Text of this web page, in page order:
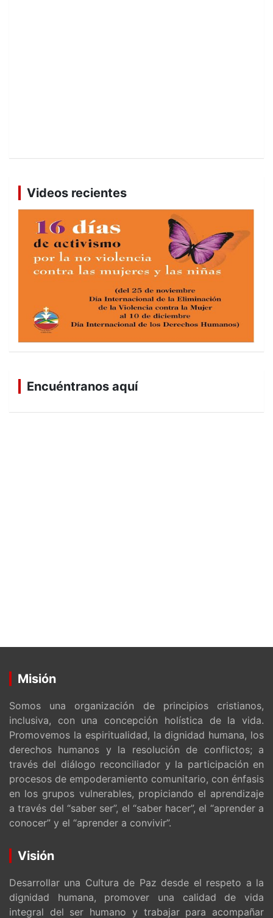
Videos recientes
Encuéntranos aquí
Misión
Somos una organización de principios cristianos,
inclusiva, con una concepción holística de la vida.
Promovemos la espiritualidad, la dignidad humana, los
derechos humanos y la resolución de conflictos; a
través del diálogo reconciliador y la participación en
procesos de empoderamiento comunitario, con énfasis
en los grupos vulnerables, propiciando el aprendizaje
a través del “saber ser”, el “saber hacer”, el “aprender a
conocer” y el “aprender a convivir”.
Visión
Desarrollar una Cultura de Paz desde el respeto a la
dignidad humana, promover una calidad de vida
integral del ser humano y trabajar para acompañar